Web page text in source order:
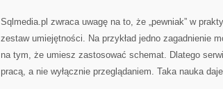
Sqlmedia.pl zwraca uwagę na to, że „pewniak” w
zestaw umiejętności. Na przykład jedno zagadnienie
na tym, że umiesz zastosować schemat. Dlatego
pracą, a nie wyłącznie przeglądaniem. Taka nauka